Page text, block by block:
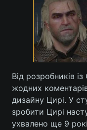
Від розробників
жодних
дизайну Цирі. У
зробити Цирі
ухвалено ще 9